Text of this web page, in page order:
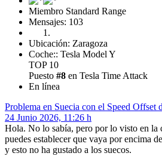
Miembro Standard Range
Mensajes: 103
Ubicación: Zaragoza
Coche:: Tesla Model Y
TOP 10
Puesto #8 en Tesla Time Attack
En línea
Problema en Suecia con el Speed Offset
24 Junio 2026, 11:26 h
Hola. No lo sabía, pero por lo visto en
puedes establecer que vaya por encima
y esto no ha gustado a los suecos.